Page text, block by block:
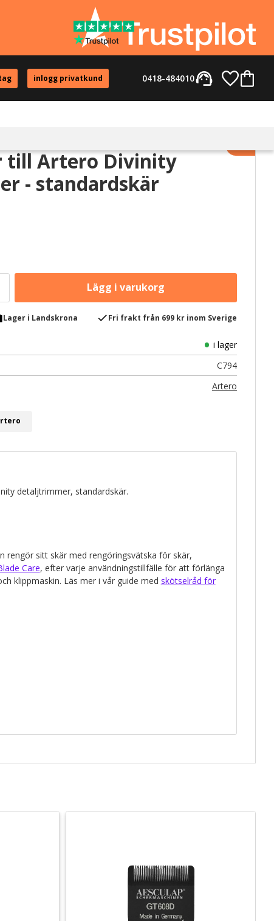
inlogg privatkund support_agent
0418-484010
till Artero Divinity
- standardskär
Lägg
Lager i Landskrona checkFri frakt från 699 kr inom Sverige
i lager
C794
Artero
detaljtrimmer, standardskär.
rengör sitt skär med rengöringsvätska för skär,
Care, efter varje användningstillfälle för att förlänga
klippmaskin. Läs mer i vår guide med skötselråd för